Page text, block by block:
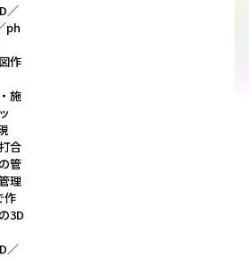
／
ph
作
施
合
管
理
作
3D
／